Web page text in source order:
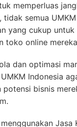
memperluas
tidak semua
yang cukup
toko online
dan optimasi
Indonesia
potensi bisnis
Jasa